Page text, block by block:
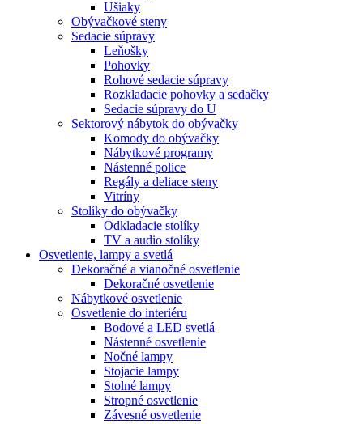
Ušiaky
Obývačkové steny
Sedacie súpravy
Leňošky
Pohovky
Rohové sedacie súpravy
Rozkladacie pohovky a sedačky
Sedacie súpravy do U
Sektorový nábytok do obývačky
Komody do obývačky
Nábytkové programy
Nástenné police
Regály a deliace steny
Vitríny
Stolíky do obývačky
Odkladacie stolíky
TV a audio stolíky
Osvetlenie, lampy a svetlá
Dekoračné a vianočné osvetlenie
Dekoračné osvetlenie
Nábytkové osvetlenie
Osvetlenie do interiéru
Bodové a LED svetlá
Nástenné osvetlenie
Nočné lampy
Stojacie lampy
Stolné lampy
Stropné osvetlenie
Závesné osvetlenie